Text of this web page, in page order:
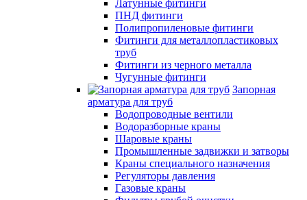
Латунные фитинги
ПНД фитинги
Полипропиленовые фитинги
Фитинги для металлопластиковых
труб
Фитинги из черного металла
Чугунные фитинги
Запорная
арматура для труб
Водопроводные вентили
Водоразборные краны
Шаровые краны
Промышленные задвижки и затворы
Краны специального назначения
Регуляторы давления
Газовые краны